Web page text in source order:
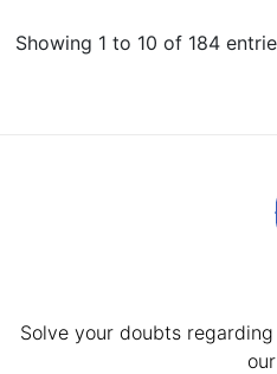
Showing 1 to 10 of 184
Solve your doubts